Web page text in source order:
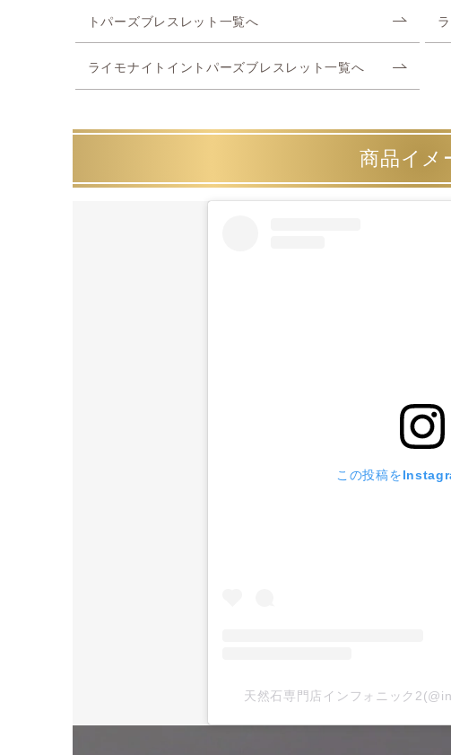
トパーズブレスレット一覧へ
ライモナイトイントパーズブレスレット一覧へ
商品イメ
この投稿を
天然石専門店インフォニック